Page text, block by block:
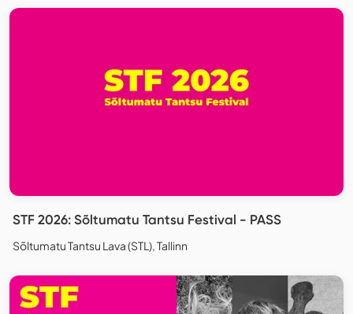
STF 2026: Sõltumatu Tantsu Festival - PASS
Sõltumatu Tantsu Lava (STL), Tallinn